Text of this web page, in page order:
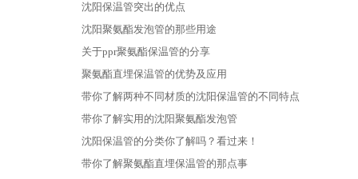
沈阳保温管突出的优点
沈阳聚氨酯发泡管的那些用途
关于ppr聚氨酯保温管的分享
聚氨酯直埋保温管的优势及应用
带你了解两种不同材质的沈阳保温管的不同特点
带你了解实用的沈阳聚氨酯发泡管
沈阳保温管的分类你了解吗？看过来！
带你了解聚氨酯直埋保温管的那点事